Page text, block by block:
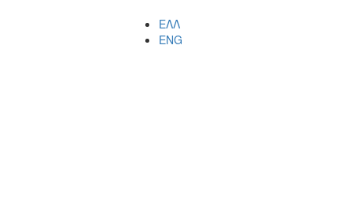
ΕΛΛ
ENG